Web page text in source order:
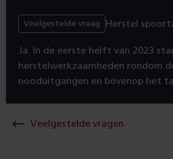
Veelgestelde vraag Herstel
Ja. In de eerste helft van 2023
herstelwerkzaamheden rondom
nooduitgangen en bovenop het
Veelgestelde vragen